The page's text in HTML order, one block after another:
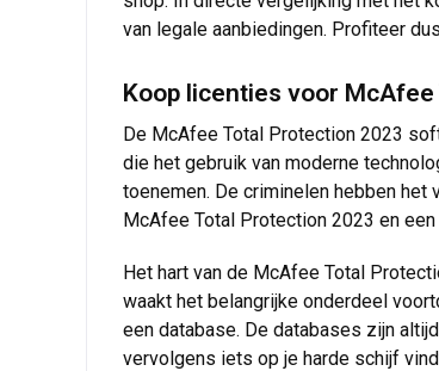
van legale aanbiedingen. Profiteer
Koop licenties voor
De McAfee Total Protection 2023
die het gebruik van moderne
toenemen. De criminelen hebben
McAfee Total Protection 2023 en
Het hart van de McAfee Total
waakt het belangrijke onderdeel
een database. De databases zijn
vervolgens iets op je harde schijf